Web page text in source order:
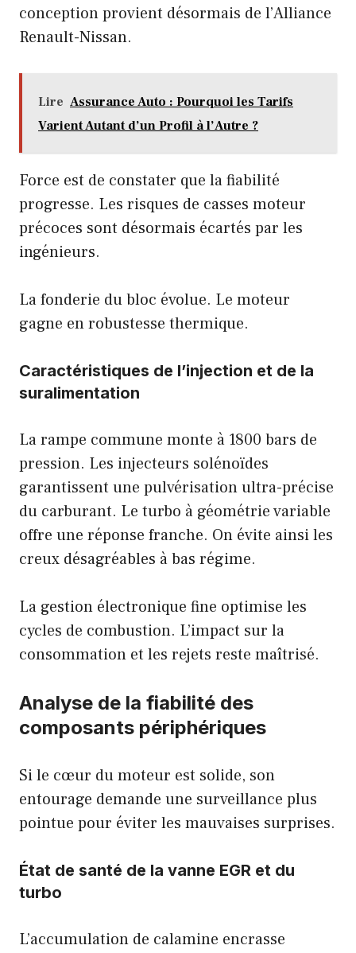
conception provient désormais de l’Alliance
Renault-Nissan.
Lire Assurance Auto : Pourquoi les Tarifs
Varient Autant d’un Profil à l’Autre ?
Force est de constater que la fiabilité
progresse. Les risques de casses moteur
précoces sont désormais écartés par les
ingénieurs.
La fonderie du bloc évolue. Le moteur
gagne en robustesse thermique.
Caractéristiques de l’injection et de la
suralimentation
La rampe commune monte à 1800 bars de
pression. Les injecteurs solénoïdes
garantissent une pulvérisation ultra-précise
du carburant. Le turbo à géométrie variable
offre une réponse franche. On évite ainsi les
creux désagréables à bas régime.
La gestion électronique fine optimise les
cycles de combustion. L’impact sur la
consommation et les rejets reste maîtrisé.
Analyse de la fiabilité des
composants périphériques
Si le cœur du moteur est solide, son
entourage demande une surveillance plus
pointue pour éviter les mauvaises surprises.
État de santé de la vanne EGR et du
turbo
L’accumulation de calamine encrasse